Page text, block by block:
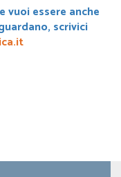
vuoi essere anche
scrivici